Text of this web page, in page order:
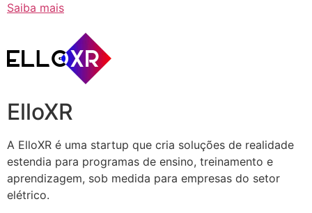
Saiba mais
ElloXR
A ElloXR é uma startup que cria soluções de realidade
estendia para programas de ensino, treinamento e
aprendizagem, sob medida para empresas do setor
elétrico.